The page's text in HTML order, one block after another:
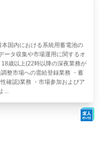
本国内における系統用蓄電池の
ータ収集や市場運用に関するオ
歳以上(22時以降の深夜業務が
整市場への需給登録業務 ・蓄
確認)業務 ・市場参加およびア
...